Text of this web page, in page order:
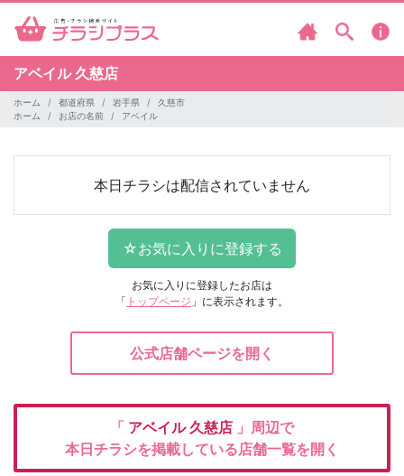
アベイル 久慈店
ホーム 都道府県 岩手県
久慈市
ホーム
お店の名前 アベイル
本日チラシは配信されていません
お気に入りに登録したお店は
「 トップページ 」に表示されます。
公式店舗ページを開く
「 アベイル久慈店 」周辺で
本日チラシを掲載している店舗一覧を開く